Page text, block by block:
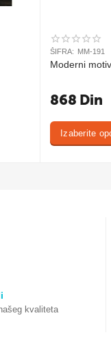
ŠIFRA: MM-191
Moderni
868 Din
Izaberite
kvaliteta